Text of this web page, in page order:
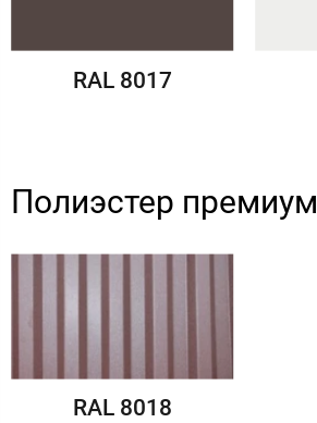
RAL 8017
Полиэстер премиум
RAL 8018